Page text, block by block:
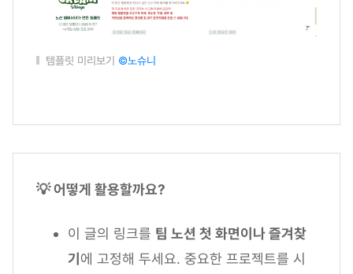
템플릿 미리보기 ©노슈니
💡 어떻게 활용할까요?
이 글의 링크를 팀 노션 첫 화면이나 즐겨찾
기에 고정해 두세요. 중요한 프로젝트를 시